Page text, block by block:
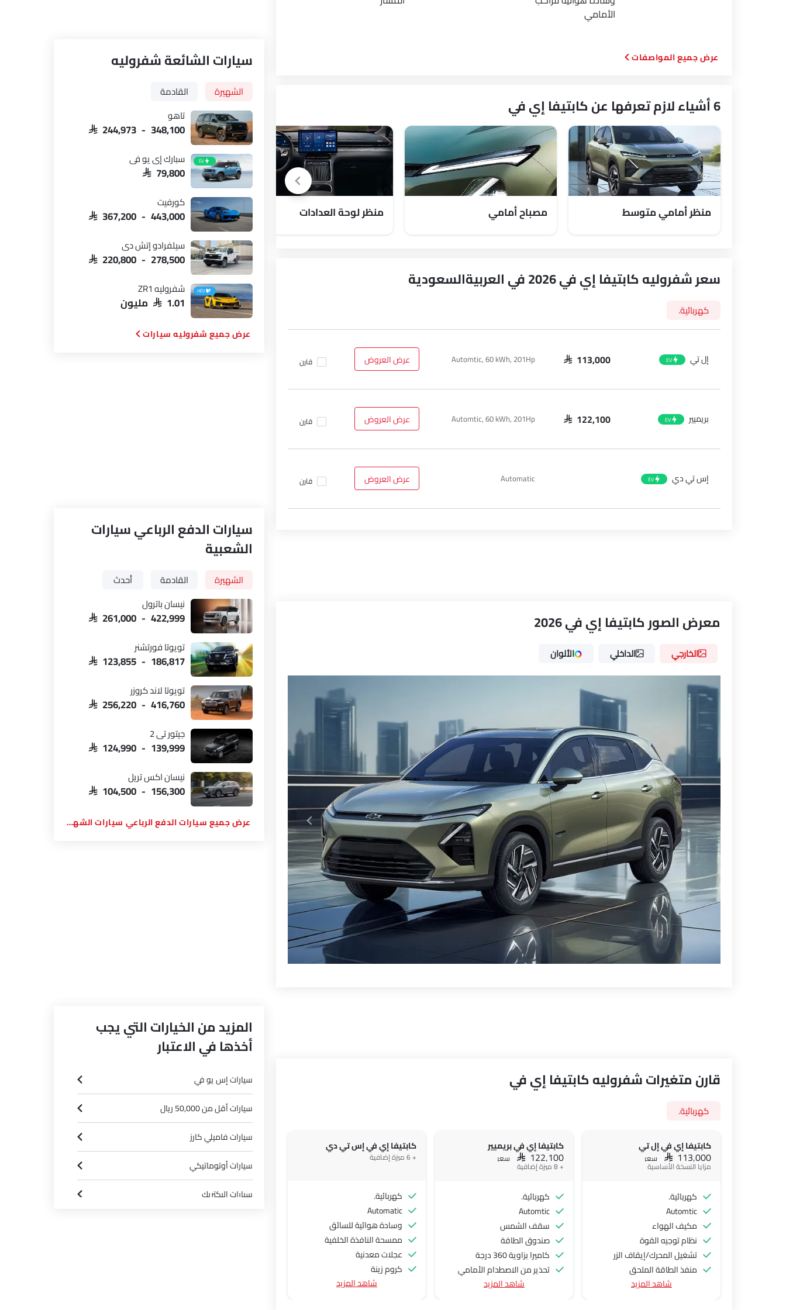
الأمامي
المواصفات
6 أشياء لازم تعرفها عن كابتيفا إي في
منظر أمامي متوسط مصباح أمامي منظر لوحة العدادات الكونسول المركزي
سعر شفروليه كابتيفا إي في 2026 في العربيةالسعودية
كهربائية.
إل تي EV
SAR 113,000
Automtic, 60 kWh, 201Hp عرض العروض قارن
بريميير EV
SAR 122,100
Automtic, 60 kWh, 201Hp عرض العروض قارن
إس تي دي EV
Automatic عرض العروض قارن
معرض الصور كابتيفا إي في 2026
الخارجي الداخلي الألوان
قارن متغيرات شفروليه كابتيفا إي في
كهربائية.
كابتيفا إي في إل تي
SAR 113,000 سعر
مزايا النسخة الأساسية
كهربائية.
Automtic
مكيف الهواء
نظام توجيه القوة
تشغيل المحرك/إيقاف الزر
منفذ الطاقة الملحق
عجلة قيادة متعددة الوظائف
شاهد المزيد
كابتيفا إي في بريميير
SAR 122,100 سعر
+ 8 ميزة إضافية
كهربائية.
Automtic
سقف الشمس
صندوق الطاقة
كاميرا بزاوية 360 درجة
تحذير من الاصطدام الأمامي
نظام التحذير من مغادرة المسار
شاهد المزيد
كابتيفا إي في إس تي دي
+ 6 ميزة إضافية
كهربائية.
Automatic
وسادة هوائية للسائق
ممسحة النافذة الخلفية
عجلات معدنية
كروم زينة
توزيع قوة الفرامل إلكترونيًا (EBD)
شاهد المزيد
سيارات الشائعة شفروليه
الشهيرة
القادمة
تاهو
SAR 244,973 - 348,100
EV سبارك إي يو في
SAR 79,800
كورفيت
SAR 367,200 - 443,000
سيلفرادو إتش دي
SAR 220,800 - 278,500
HEV شفروليه ZR1
SAR 1.01 مليون
شفروليه سيارات
سيارات الدفع الرباعي سيارات
الشعبية
الشهيرة القادمة
أحدث
نيسان باترول
SAR 261,000 - 422,999
تويوتا فورتشنر
SAR 123,855 - 186,817
تويوتا لاند كروزر
SAR 256,220 - 416,760
جيتور تي 2
SAR 124,990 - 139,999
نيسان اكس تريل
SAR 104,500 - 156,300
سيارات الدفع الرباعي سيارات الشهيرة
المزيد من الخيارات التي يجب
أخذها في الاعتبار
سيارات إس يو في
سيارات أقل من 50,000 ريال
سيارات فاميلي كارز
سيارات أوتوماتيكي
سيارات إليكتريك
7 Questions • Takes less than 1 minute